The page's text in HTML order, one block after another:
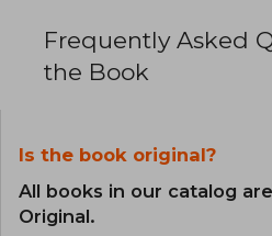
Frequently Asked
the Book
Is the book original?
All books in our catalog are
Original.